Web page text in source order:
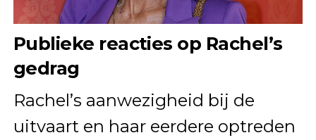
Publieke reacties op Rachel’s
gedrag
Rachel’s aanwezigheid bij de
uitvaart en haar eerdere optreden